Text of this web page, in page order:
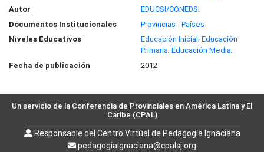
Autor
EDUCSI/CONEDSI
Documentos Institucionales
Provincias - Países
Niveles Educativos
Educación Inicial; Educación
Primaria; Educación Media;
Fecha de publicación
2012
Un servicio de la Conferencia de Provinciales en América Latina y El
Caribe (CPAL)
Responsable del Centro Virtual de Pedagogía Ignaciana
pedagogiaignaciana@cpalsj.org